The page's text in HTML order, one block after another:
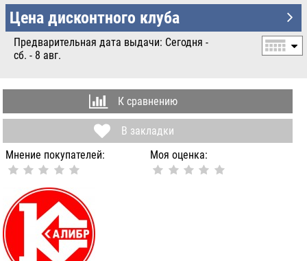
УБ.
Цена дисконтного клуба
Предварительная дата выдачи: Сегодня -
сб. - 8 авг.
К сравнению
В закладки
Мнение покупателей:
Моя оценка: